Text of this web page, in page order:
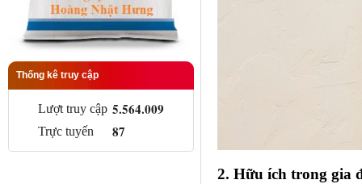
Thống kê truy cập
Lượt truy cập 5.564.009
Trực tuyến 87
2. Hữu ích trong gia